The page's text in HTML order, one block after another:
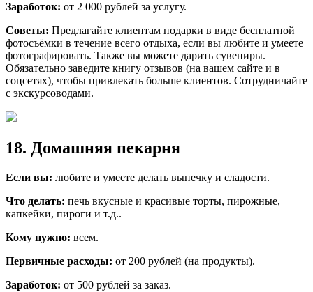
Заработок: от 2 000 рублей за услугу.
Советы: Предлагайте клиентам подарки в виде бесплатной
фотосъёмки в течение всего отдыха, если вы любите и умеете
фотографировать. Также вы можете дарить сувениры.
Обязательно заведите книгу отзывов (на вашем сайте и в
соцсетях), чтобы привлекать больше клиентов. Сотрудничайте
с экскурсоводами.
18. Домашняя пекарня
Если вы: любите и умеете делать выпечку и сладости.
Что делать: печь вкусные и красивые торты, пирожные,
капкейки, пироги и т.д..
Кому нужно: всем.
Первичные расходы: от 200 рублей (на продукты).
Заработок: от 500 рублей за заказ.